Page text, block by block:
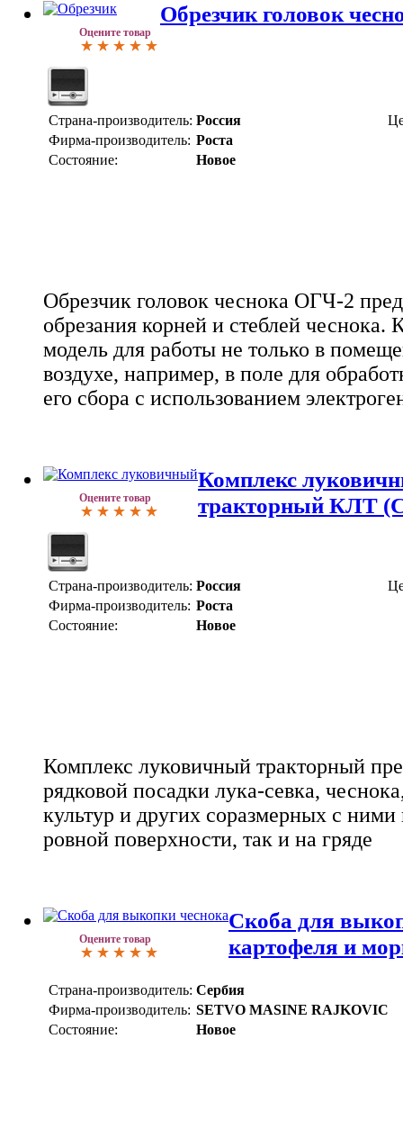
Оцените товар
Обрезчик головок
Страна-производитель: Россия
Фирма-производитель: Роста
Состояние:
Новое
Обрезчик головок чеснока ОГЧ-2
обрезания корней и стеблей чеснока.
модель для работы не только в
воздухе, например, в поле для
его сбора с использованием
Оцените товар
Комплекс
тракторный КЛТ
Страна-производитель: Россия
Фирма-производитель: Роста
Состояние:
Новое
Комплекс луковичный тракторный
рядковой посадки лука-севка,
культур и других соразмерных с ними
ровной поверхности, так и на гряде
Оцените товар
Скоба для
картофеля и
Страна-производитель: Сербия
Фирма-производитель: SETVO MASINE RAJKOVIC
Состояние:
Новое